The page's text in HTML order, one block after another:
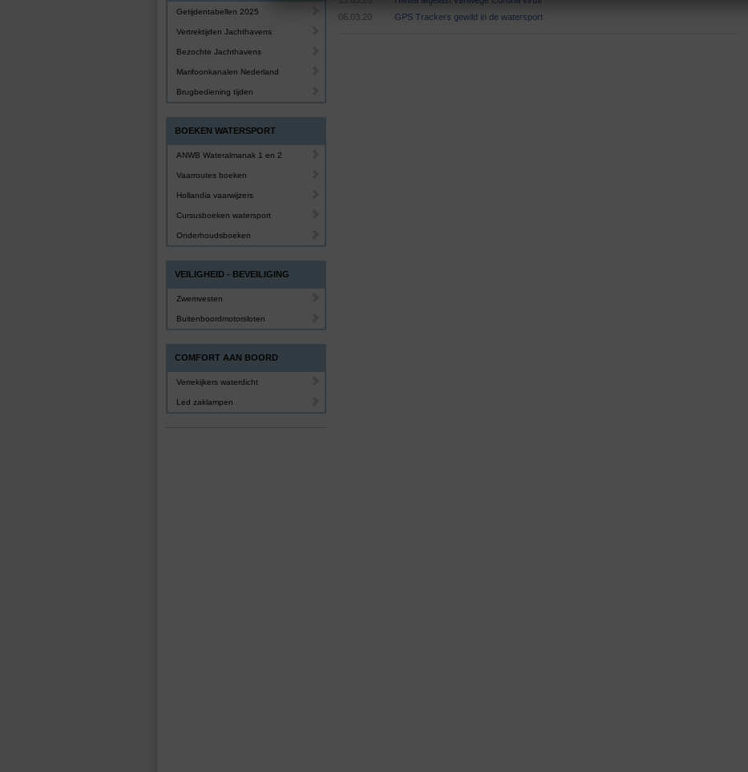
06.03.20
GPS Trackers gewild in de watersport
Getijdentabellen 2025
Vertrektijden Jachthavens
Bezochte Jachthavens
Marifoonkanalen Nederland
Brugbediening tijden
BOEKEN WATERSPORT
ANWB Wateralmanak 1 en 2
Vaarroutes boeken
Hollandia vaarwijzers
Cursusboeken watersport
Onderhoudsboeken
VEILIGHEID - BEVEILIGING
Zwemvesten
Buitenboordmotorsloten
COMFORT AAN BOORD
Verrekijkers waterdicht
Led zaklampen